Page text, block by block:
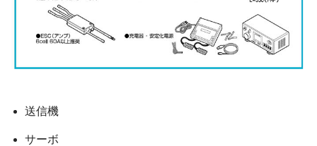
送信機
サーボ